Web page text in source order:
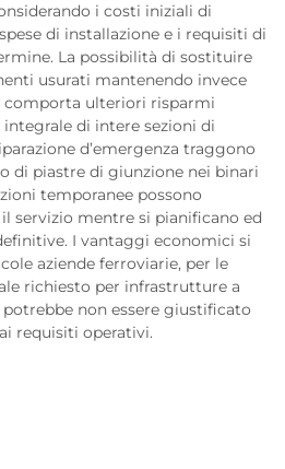
i costi iniziali di
di installazione e i requisiti di
La possibilità di sostituire
usurati mantenendo invece
comporta ulteriori risparmi
di intere sezioni di
d’emergenza traggono
di piastre di giunzione nei binari
temporanee possono
servizio mentre si pianificano ed
I vantaggi economici si
aziende ferroviarie, per le
richiesto per infrastrutture a
non essere giustificato
requisiti operativi.